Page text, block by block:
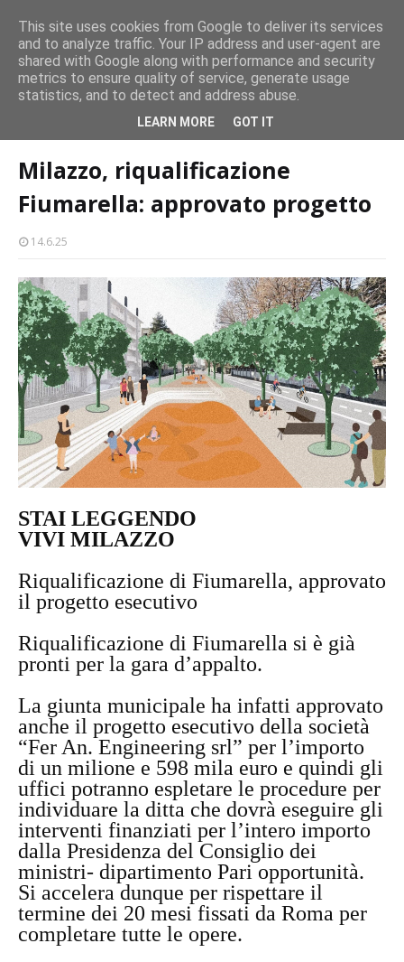
CASTELLO-MILAZZO
Milazzo 28ª Sagra del Pesce a Vaccarella: il programma
EVENTI
Milazzo, riqualificazione Fiumarella: approvato
Milazzo, riqualificazione
Fiumarella: approvato progetto
14.6.25
STAI LEGGENDO
VIVI MILAZZO
Riqualificazione di Fiumarella, approvato
il progetto esecutivo
Riqualificazione di Fiumarella si è già
pronti per la gara d’appalto.
La giunta municipale ha infatti approvato
anche il progetto esecutivo della società
“Fer An. Engineering srl” per l’importo
di un milione e 598 mila euro e quindi gli
uffici potranno espletare le procedure per
individuare la ditta che dovrà eseguire gli
interventi finanziati per l’intero importo
dalla Presidenza del Consiglio dei
ministri- dipartimento Pari opportunità.
Si accelera dunque per rispettare il
termine dei 20 mesi fissati da Roma per
completare tutte le opere.
This site uses cookies from Google to deliver its services
and to analyze traffic. Your IP address and user-agent are
shared with Google along with performance and security
metrics to ensure quality of service, generate usage
statistics, and to detect and address abuse.
LEARN MORE GOT IT